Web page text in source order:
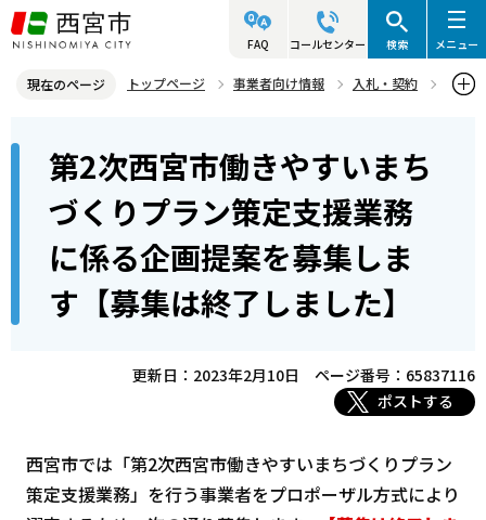
こ
の
ジ
FAQ コールセンター 検索 メニュー
現在のページ トップページ 事業者向け情報
入札・契約
プロポーザル等公募情報
第2次西宮市働きやすいまちづくりプラン策定支援業務に係る企画提
案を募集します【募集は終了しました】
第2次西宮市働きやすいまち
づくりプラン策定支援業務
に係る企画提案を募集しま
す【募集は終了しました】
更新日：2023年2月10日
ページ番号：65837116
ポストする
西宮市では「第2次西宮市働きやすいまちづくりプラン
策定支援業務」を行う事業者をプロポーザル方式により